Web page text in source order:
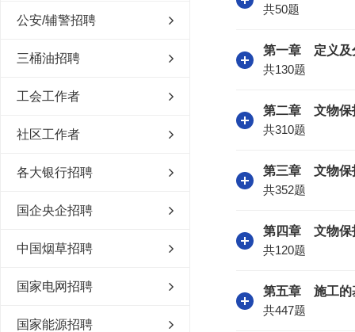
公安/辅警招聘
三桶油招聘
工会工作者
社区工作者
各大银行招聘
国企央企招聘
中国烟草招聘
国家电网招聘
国家能源招聘
共50题
第一章 定义及
共130题
第二章 文物保
共310题
第三章 文物保
共352题
第四章 文物保
共120题
第五章 施工的
共447题